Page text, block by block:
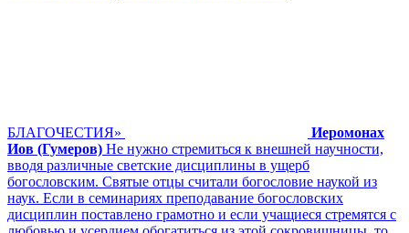
БЛАГОЧЕСТИЯ»
Иеромонах
Иов (Гумеров) Не нужно стремиться к внешней научности,
вводя различные светские дисциплины в ущерб
богословским. Святые отцы считали богословие наукой из
наук. Если в семинариях преподавание богословских
дисциплин поставлено грамотно и если учащиеся стремятся с